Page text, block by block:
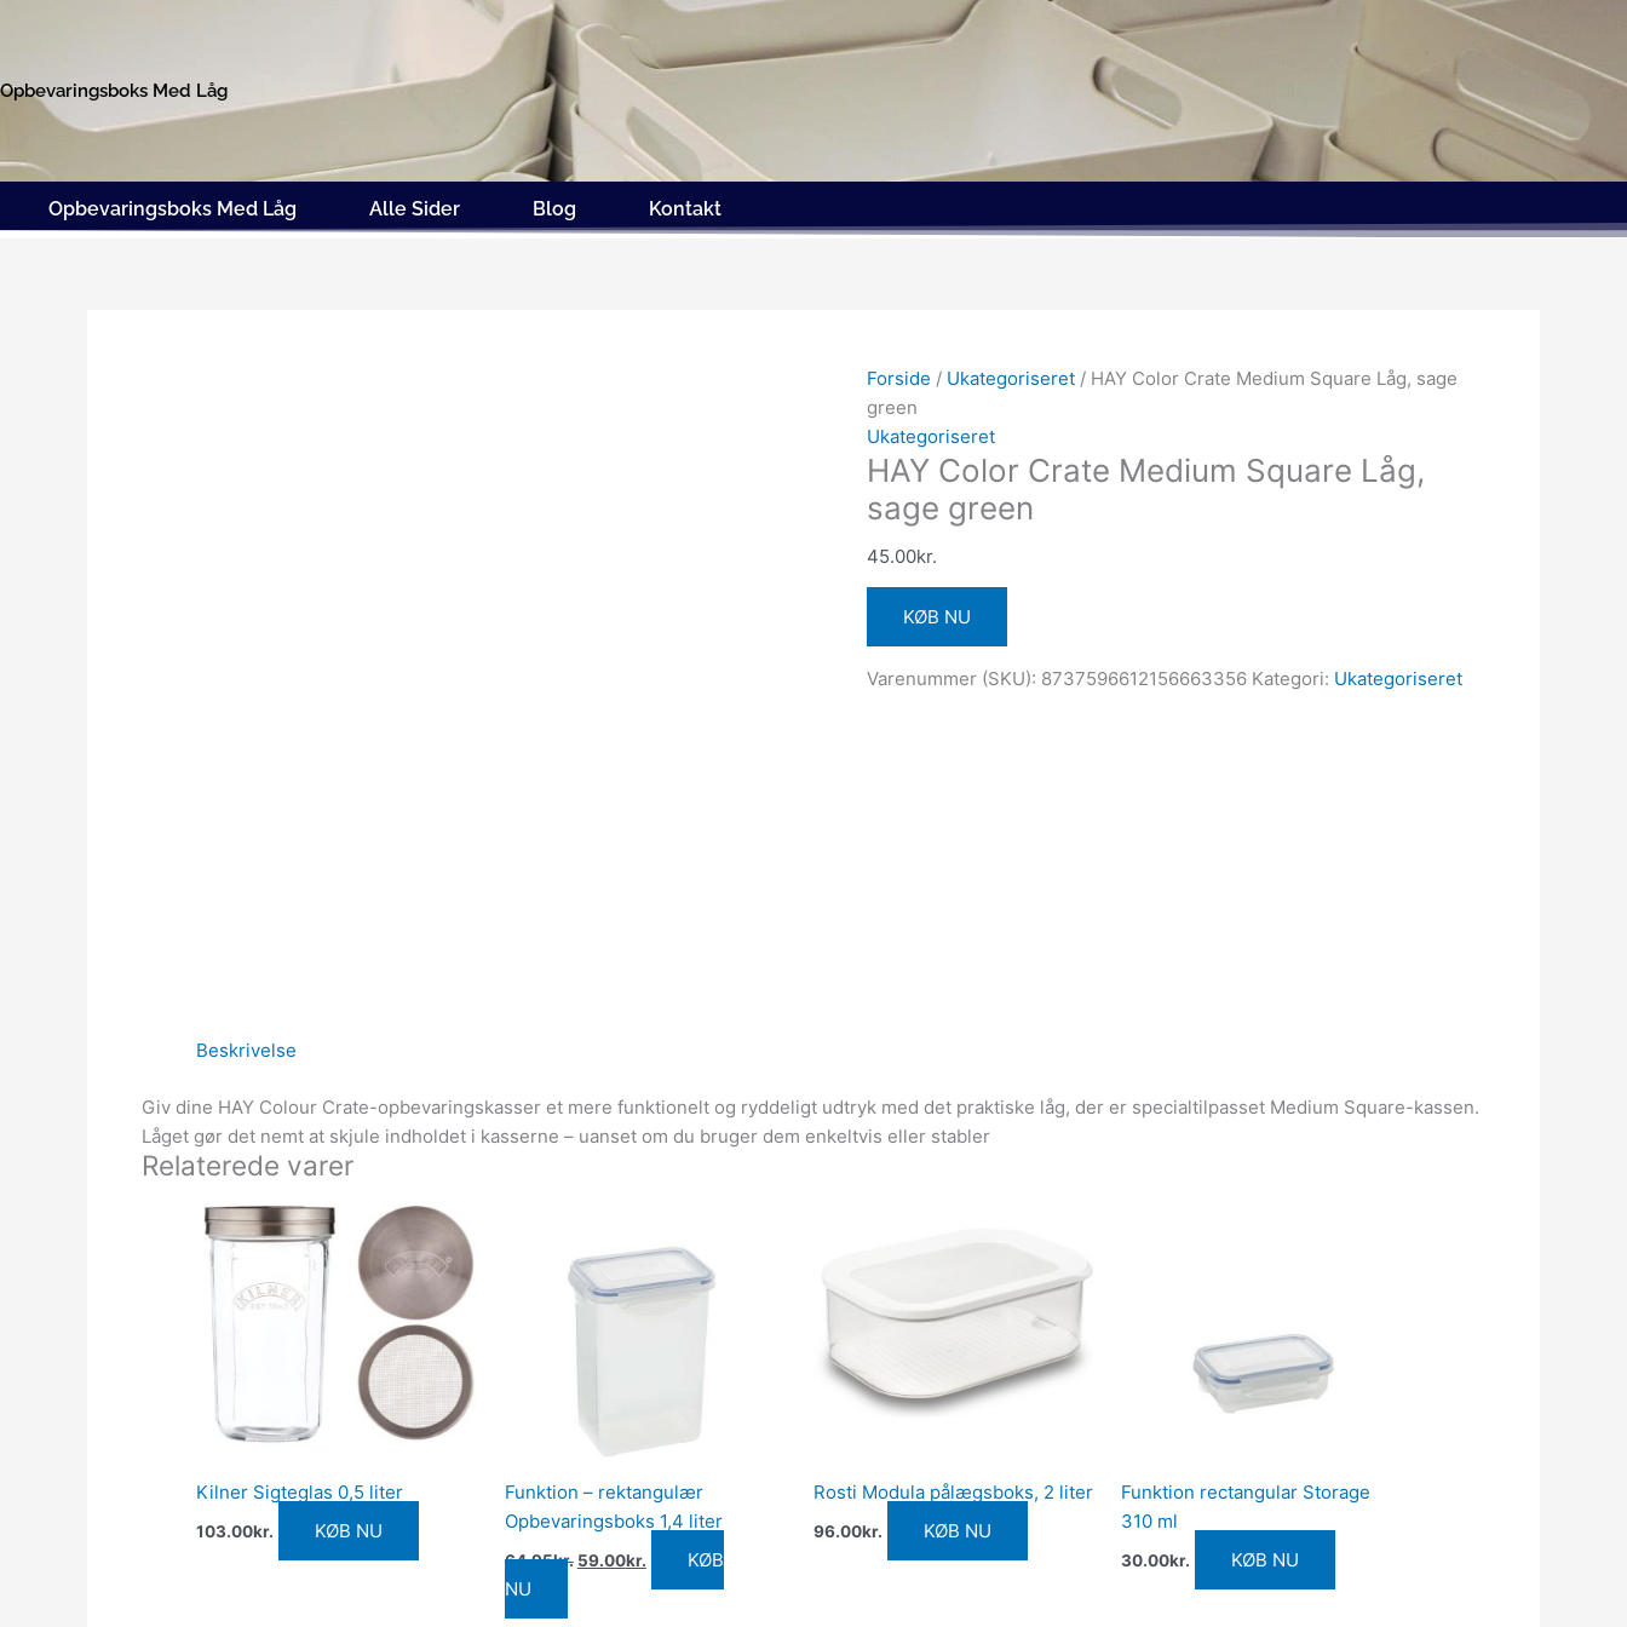
Opbevaringsboks Med Låg
Opbevaringsboks Med Låg Alle Sider Blog Kontakt
Forside / Ukategoriseret / HAY Color Crate Medium Square Låg, sage
green
Ukategoriseret
HAY Color Crate Medium Square Låg,
sage green
45.00kr.
KØB NU
Varenummer (SKU): 8737596612156663356 Kategori: Ukategoriseret
Beskrivelse
Giv dine HAY Colour Crate-opbevaringskasser et mere funktionelt og ryddeligt udtryk med det praktiske låg, der er specialtilpasset Medium Square-kassen.
Låget gør det nemt at skjule indholdet i kasserne – uanset om du bruger dem enkeltvis eller stabler
Relaterede varer
Kilner Sigteglas 0,5 liter
103.00kr. KØB NU
Funktion – rektangulær
Opbevaringsboks 1,4 liter
64.95kr.
64.95kr..
59.00kr.
er:
59.00kr..
KØB
NU
Rosti Modula pålægsboks, 2 liter
96.00kr. KØB NU
Funktion rectangular Storage
310 ml
30.00kr. KØB NU